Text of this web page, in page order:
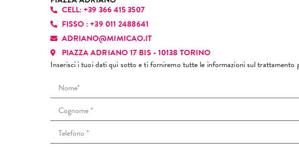
CELL: +39 366 415 3507
FISSO : +39 011 2488641
ADRIANO@MIMICAO.IT
PIAZZA ADRIANO 17 BIS - 10138 TORINO
Inserisci i tuoi dati qui sotto e ti forniremo tutte le informazioni sul trattamento